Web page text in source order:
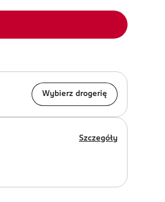
Wybierz drogerię
Szczegóły